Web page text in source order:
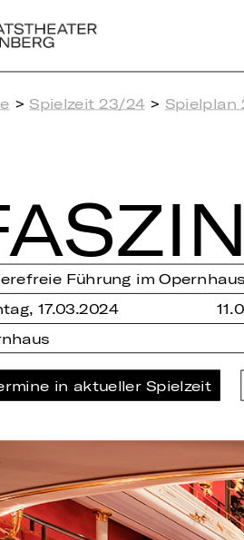
> Spielzeit 23/24> Spielplan
Führung im Opernhaus
17.03.2024
in aktueller Spielzeit